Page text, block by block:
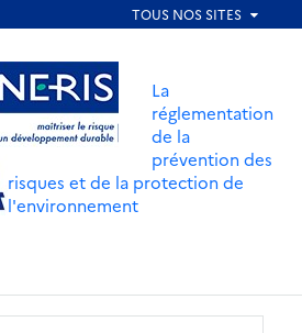
Aller au menu
La
réglementation
de la
prévention des
risques et de la protection de
l'environnement